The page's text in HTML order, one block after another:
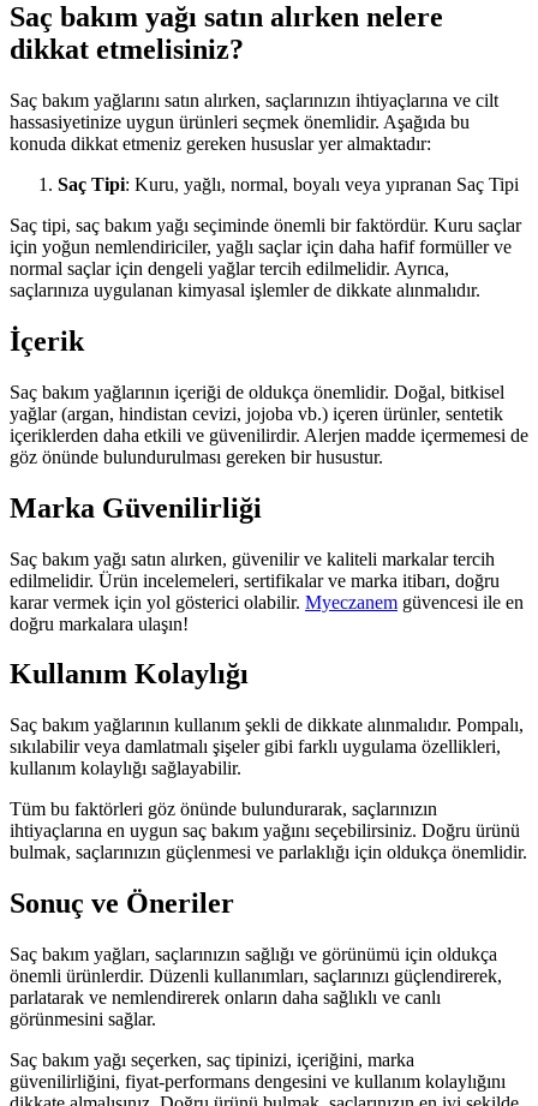
Saç bakım yağı satın alırken nelere
dikkat etmelisiniz?
Saç bakım yağlarını satın alırken, saçlarınızın ihtiyaçlarına ve cilt
hassasiyetinize uygun ürünleri seçmek önemlidir. Aşağıda bu
konuda dikkat etmeniz gereken hususlar yer almaktadır:
Saç Tipi: Kuru, yağlı, normal, boyalı veya yıpranan Saç Tipi
Saç tipi, saç bakım yağı seçiminde önemli bir faktördür. Kuru saçlar
için yoğun nemlendiriciler, yağlı saçlar için daha hafif formüller ve
normal saçlar için dengeli yağlar tercih edilmelidir. Ayrıca,
saçlarınıza uygulanan kimyasal işlemler de dikkate alınmalıdır.
İçerik
Saç bakım yağlarının içeriği de oldukça önemlidir. Doğal, bitkisel
yağlar (argan, hindistan cevizi, jojoba vb.) içeren ürünler, sentetik
içeriklerden daha etkili ve güvenilirdir. Alerjen madde içermemesi de
göz önünde bulundurulması gereken bir husustur.
Marka Güvenilirliği
Saç bakım yağı satın alırken, güvenilir ve kaliteli markalar tercih
edilmelidir. Ürün incelemeleri, sertifikalar ve marka itibarı, doğru
karar vermek için yol gösterici olabilir. Myeczanem güvencesi ile en
doğru markalara ulaşın!
Kullanım Kolaylığı
Saç bakım yağlarının kullanım şekli de dikkate alınmalıdır. Pompalı,
sıkılabilir veya damlatmalı şişeler gibi farklı uygulama özellikleri,
kullanım kolaylığı sağlayabilir.
Tüm bu faktörleri göz önünde bulundurarak, saçlarınızın
ihtiyaçlarına en uygun saç bakım yağını seçebilirsiniz. Doğru ürünü
bulmak, saçlarınızın güçlenmesi ve parlaklığı için oldukça önemlidir.
Sonuç ve Öneriler
Saç bakım yağları, saçlarınızın sağlığı ve görünümü için oldukça
önemli ürünlerdir. Düzenli kullanımları, saçlarınızı güçlendirerek,
parlatarak ve nemlendirerek onların daha sağlıklı ve canlı
görünmesini sağlar.
Saç bakım yağı seçerken, saç tipinizi, içeriğini, marka
güvenilirliğini, fiyat-performans dengesini ve kullanım kolaylığını